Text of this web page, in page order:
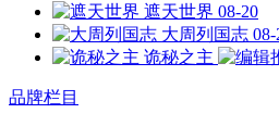
遮天世界 08-20
大周列国志 08-
诡秘之主
品牌栏目